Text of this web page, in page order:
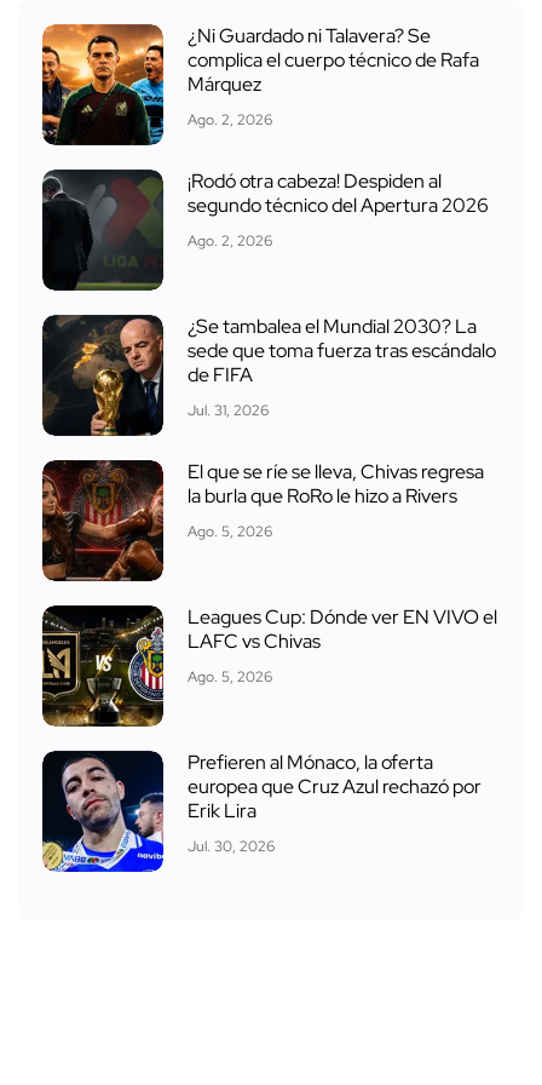
¿Ni Guardado ni Talavera? Se
complica el cuerpo técnico de Rafa
Márquez
Ago. 2, 2026
¡Rodó otra cabeza! Despiden al
segundo técnico del Apertura 2026
Ago. 2, 2026
¿Se tambalea el Mundial 2030? La
sede que toma fuerza tras escándalo
de FIFA
Jul. 31, 2026
El que se ríe se lleva, Chivas regresa
la burla que RoRo le hizo a Rivers
Ago. 5, 2026
Leagues Cup: Dónde ver EN VIVO el
LAFC vs Chivas
Ago. 5, 2026
Prefieren al Mónaco, la oferta
europea que Cruz Azul rechazó por
Erik Lira
Jul. 30, 2026